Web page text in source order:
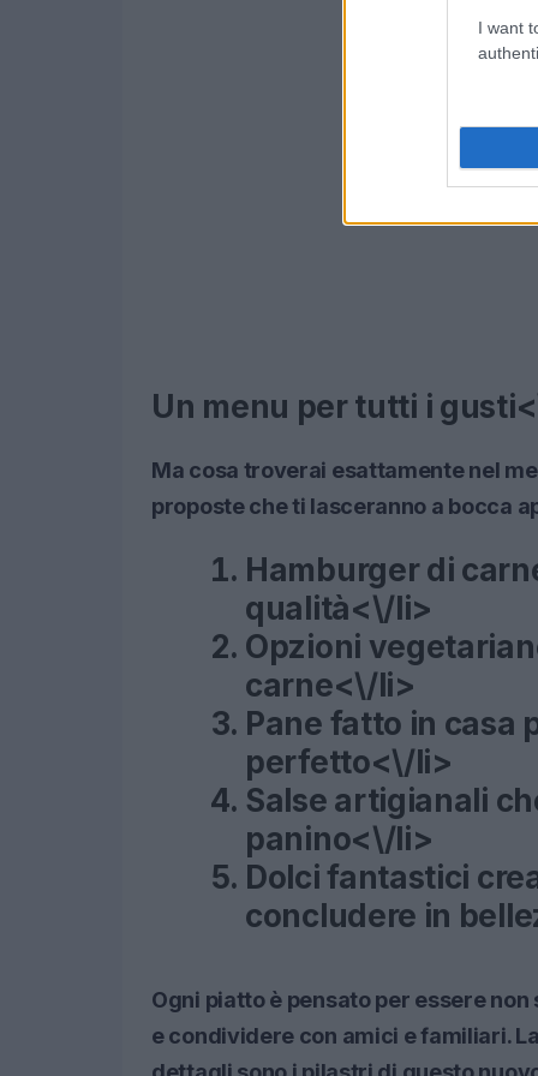
I want
Un menu per tutti i
Ma cosa troverai esattamente nel
proposte che ti lasceranno a bocca
Hamburger di
qualità<\/li>
Opzioni
carne<\/li>
Pane fatto in casa
perfetto<\/li>
Salse artigianali
panino<\/li>
Dolci fantastici
concludere in
Ogni piatto è pensato per essere
e condividere con amici e familiari.